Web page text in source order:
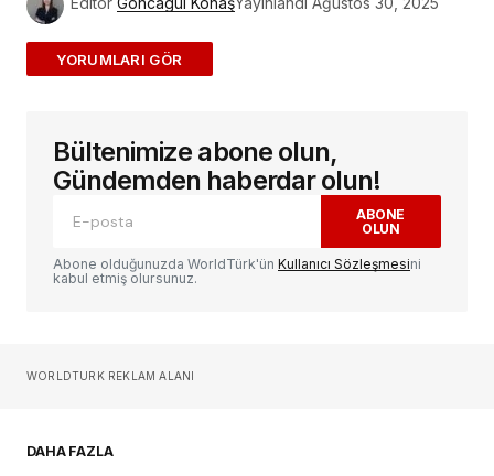
ADD A COMMENT
E-posta adresiniz yayınlanmayacak.
alanlar*ile işaretlenmişlerdir
Yorum
Sizin adınız*
Bültenimize abone olun,
Gündemden haberdar olun!
ABONE
OLUN
Abone olduğunuzda WorldTürk'ün Kullanıcı Sözleşmesini
kabul etmiş olursunuz.
WORLDTURK REKLAM ALANI
DAHA FAZLA